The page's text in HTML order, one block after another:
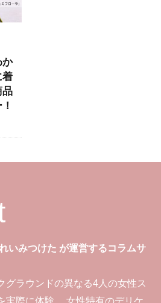
か
着
品
いみつけた が運営するコラムサ
グラウンドの異なる4人の女性ス